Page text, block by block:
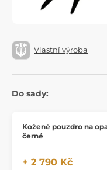
Vlastní výroba
Do sady:
Kožené pouzdro na
černé
+ 2 790 Kč